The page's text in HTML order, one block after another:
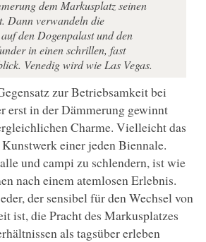
dem Markusplatz seinen
Dann verwandeln die
den Dogenpalast und den
in einen schrillen, fast
Venedig wird wie Las Vegas.
zur Betriebsamkeit bei
erst in der Dämmerung gewinnt
Charme. Vielleicht das
einer jeden Biennale.
und campi zu schlendern, ist wie
nach einem atemlosen Erlebnis.
der sensibel für den Wechsel von
ist, die Pracht des Markusplatzes
als tagsüber erleben